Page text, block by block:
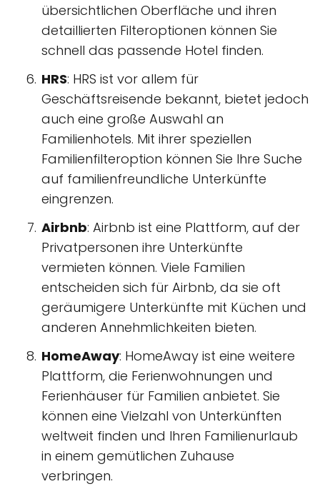
übersichtlichen Oberfläche und ihren
detaillierten Filteroptionen können Sie
schnell das passende Hotel finden.
HRS: HRS ist vor allem für
Geschäftsreisende bekannt, bietet jedoch
auch eine große Auswahl an
Familienhotels. Mit ihrer speziellen
Familienfilteroption können Sie Ihre Suche
auf familienfreundliche Unterkünfte
eingrenzen.
Airbnb: Airbnb ist eine Plattform, auf der
Privatpersonen ihre Unterkünfte
vermieten können. Viele Familien
entscheiden sich für Airbnb, da sie oft
geräumigere Unterkünfte mit Küchen und
anderen Annehmlichkeiten bieten.
HomeAway: HomeAway ist eine weitere
Plattform, die Ferienwohnungen und
Ferienhäuser für Familien anbietet. Sie
können eine Vielzahl von Unterkünften
weltweit finden und Ihren Familienurlaub
in einem gemütlichen Zuhause
verbringen.